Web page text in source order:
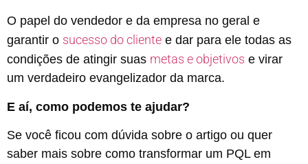
O papel do vendedor e da empresa no geral e
garantir o sucesso do cliente e dar para ele todas as
condições de atingir suas metas e objetivos e virar
um verdadeiro evangelizador da marca.
E aí, como podemos te ajudar?
Se você ficou com dúvida sobre o artigo ou quer
saber mais sobre como transformar um PQL em